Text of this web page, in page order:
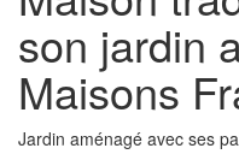
son jardin
Maisons
Jardin aménagé avec ses